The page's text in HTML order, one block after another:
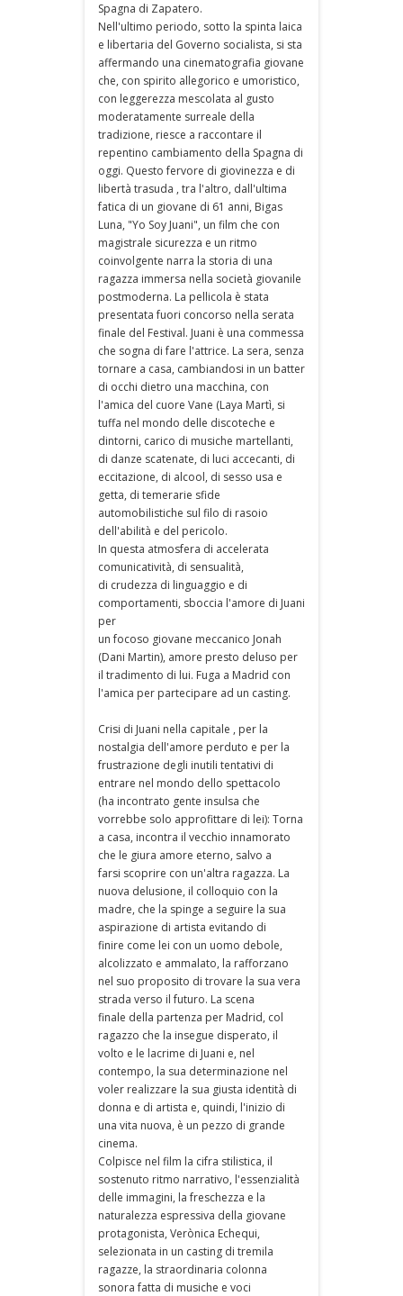
Spagna di Zapatero.
Nell'ultimo periodo, sotto la spinta laica
e libertaria del Governo socialista, si sta
affermando una cinematografia giovane
che, con spirito allegorico e umoristico,
con leggerezza mescolata al gusto
moderatamente surreale della
tradizione, riesce a raccontare il
repentino cambiamento della Spagna di
oggi. Questo fervore di giovinezza e di
libertà trasuda , tra l'altro, dall'ultima
fatica di un giovane di 61 anni, Bigas
Luna, "Yo Soy Juani", un film che con
magistrale sicurezza e un ritmo
coinvolgente narra la storia di una
ragazza immersa nella società giovanile
postmoderna. La pellicola è stata
presentata fuori concorso nella serata
finale del Festival. Juani è una commessa
che sogna di fare l'attrice. La sera, senza
tornare a casa, cambiandosi in un batter
di occhi dietro una macchina, con
l'amica del cuore Vane (Laya Martì, si
tuffa nel mondo delle discoteche e
dintorni, carico di musiche martellanti,
di danze scatenate, di luci accecanti, di
eccitazione, di alcool, di sesso usa e
getta, di temerarie sfide
automobilistiche sul filo di rasoio
dell'abilità e del pericolo.
In questa atmosfera di accelerata
comunicatività, di sensualità,
di crudezza di linguaggio e di
comportamenti, sboccia l'amore di Juani
per
un focoso giovane meccanico Jonah
(Dani Martin), amore presto deluso per
il tradimento di lui. Fuga a Madrid con
l'amica per partecipare ad un casting.
Crisi di Juani nella capitale , per la
nostalgia dell'amore perduto e per la
frustrazione degli inutili tentativi di
entrare nel mondo dello spettacolo
(ha incontrato gente insulsa che
vorrebbe solo approfittare di lei): Torna
a casa, incontra il vecchio innamorato
che le giura amore eterno, salvo a
farsi scoprire con un'altra ragazza. La
nuova delusione, il colloquio con la
madre, che la spinge a seguire la sua
aspirazione di artista evitando di
finire come lei con un uomo debole,
alcolizzato e ammalato, la rafforzano
nel suo proposito di trovare la sua vera
strada verso il futuro. La scena
finale della partenza per Madrid, col
ragazzo che la insegue disperato, il
volto e le lacrime di Juani e, nel
contempo, la sua determinazione nel
voler realizzare la sua giusta identità di
donna e di artista e, quindi, l'inizio di
una vita nuova, è un pezzo di grande
cinema.
Colpisce nel film la cifra stilistica, il
sostenuto ritmo narrativo, l'essenzialità
delle immagini, la freschezza e la
naturalezza espressiva della giovane
protagonista, Verònica Echequi,
selezionata in un casting di tremila
ragazze, la straordinaria colonna
sonora fatta di musiche e voci